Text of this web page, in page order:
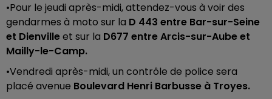
•Pour le jeudi après-midi, attendez-vous à voir des
gendarmes à moto sur la D 443 entre Bar-sur-Seine
et Dienvilleet sur la D677 entre Arcis-sur-Aube et
Mailly-le-Camp.
•Vendredi après-midi, un contrôle de police sera
placé avenue Boulevard Henri Barbusse à Troyes.